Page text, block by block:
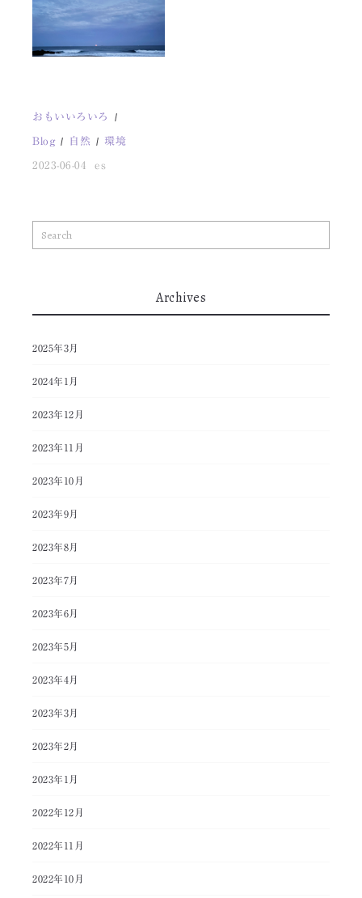
おもいいろいろ
Blog 自然 環境
2023-06-04 es
Archives
2025年3月
2024年1月
2023年12月
2023年11月
2023年10月
2023年9月
2023年8月
2023年7月
2023年6月
2023年5月
2023年4月
2023年3月
2023年2月
2023年1月
2022年12月
2022年11月
2022年10月